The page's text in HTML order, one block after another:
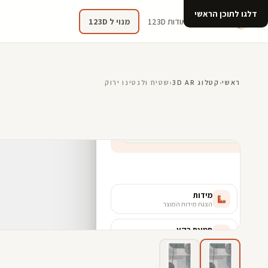
דלגו לתוכן הראשי
קטלוג אודות 123D מנוי ל 123D
ראשי› קטלוג 3D AR › שטיח ולנטינו ירוק